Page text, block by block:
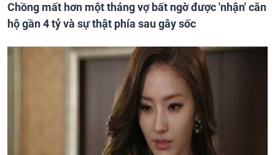
Chồng mất hơn một tháng vợ bất ngờ được 'nhận' căn
hộ gần 4 tỷ và sự thật phía sau gây sốc